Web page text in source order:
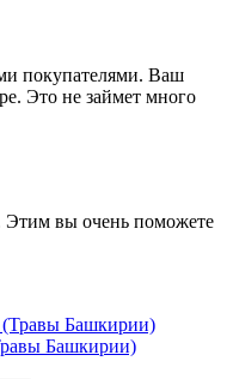
покупателями. Ваш
Это не займет много
Этим вы очень поможете
Башкирии)